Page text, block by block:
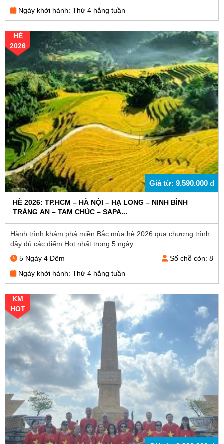
Ngày khởi hành: Thứ 4 hằng tuần
Giá từ: 9.590.000 đ
HÈ
2026
HÈ 2026: TP.HCM – HÀ NỘI – HẠ LONG – NINH BÌNH
TRÀNG AN – TAM CHÚC – SAPA...
Hành trình khám phá miền Bắc mùa hè 2026 qua chương trình
đầy đủ các điểm Hot nhất trong 5 ngày.
5 Ngày 4 Đêm
Số chỗ còn: 8
Ngày khởi hành: Thứ 4 hằng tuần
KM
HOT